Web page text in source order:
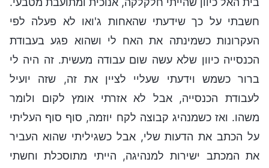
חשבתי על כך שידעתי שהאחות ג'ואו לא פעלה לפי
העקרונות כשמינתה את האח לי ושהוא פגע בעבודת
הכנסייה כיוון שלא עשה שום עבודה מעשית. זה היה לי
ברור כשמש וידעתי שעליי לציין את זה, שזה יועיל
לעבודת הכנסייה, אבל לא אזרתי אומץ לקום ולומר
משהו. ואז כשמנהיג קבוצה לקח יוזמה, סוף סוף העליתי
על הכתב את הדעות שלי, אבל כשגיליתי שהוא העביר
את המכתב ישירות למנהיגה, הייתי מתוסכלת וחשתי